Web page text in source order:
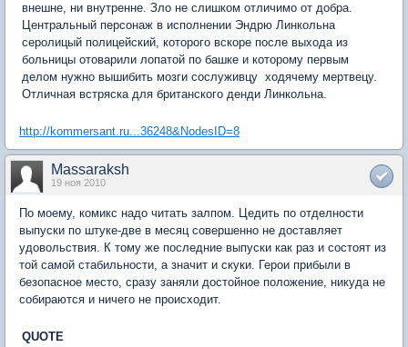
внешне, ни внутренне. Зло не слишком отличимо от добра.
Центральный персонаж в исполнении Эндрю Линкольна 
серолицый полицейский, которого вскоре после выхода из
больницы отоварили лопатой по башке и которому первым
делом нужно вышибить мозги сослуживцу  ходячему мертвецу.
Отличная встряска для британского денди Линкольна.
http://kommersant.ru...36248&NodesID=8
Massaraksh
19 ноя 2010
По моему, комикс надо читать залпом. Цедить по отделности
выпуски по штуке-две в месяц совершенно не доставляет
удовольствия. К тому же последние выпуски как раз и состоят из
той самой стабильности, а значит и скуки. Герои прибыли в
безопасное место, сразу заняли достойное положение, никуда не
собираются и ничего не происходит.
QUOTE